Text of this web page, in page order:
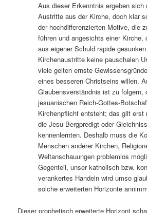
Aus dieser Erkenntnis ergeben sich
Austritte aus der Kirche, doch klar
der hochdifferenzierten Motive, die
führen und angesichts einer Kirche,
aus eigener Schuld rapide
Kirchenaustritte keine pauschalen
viele gelten ernste
eines besseren Christseins willen.
Glaubensverständnis ist zu folgern,
jesuanischen Reich-Gottes-
Kirchenpflicht entsteht; das gilt erst
die Jesu Bergpredigt oder
kennenlernten. Deshalb muss die
Menschen anderer Kirchen,
Weltanschauungen problemlos
Gegenteil, unser katholisch bzw.
verankertes Handeln wird umso
solche erweiterten Horizonte
Dieser prophetisch erweiterte Horizont